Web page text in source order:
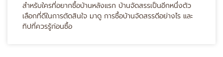
สำหรับใครที่อยากซื้อบ้านหลังแรก บ้านจัดสรรเป็นอีกหนึ่งตัว
เลือกที่ดีในการตัดสินใจ มาดู การซื้อบ้านจัดสรรดีอย่างไร และ
ทิปที่ควรรู้ก่อนซื้อ